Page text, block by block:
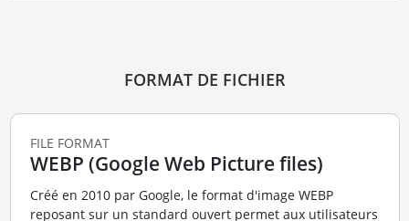
FORMAT DE FICHIER
FILE FORMAT
WEBP (Google Web Picture files)
Créé en 2010 par Google, le format d'image WEBP
reposant sur un standard ouvert permet aux utilisateurs